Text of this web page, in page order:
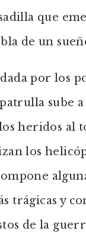
que
de un
por los
sube a
heridos al
los
trágicas y
de la